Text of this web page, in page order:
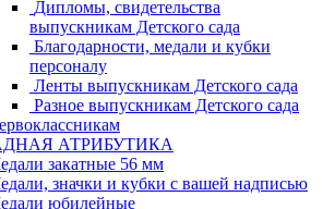
Дипломы, свидетельства
выпускникам Детского сада
Благодарности, медали и кубки
персоналу
Ленты выпускникам Детского сада
Разное выпускникам Детского сада
АТРИБУТИКА
закатные 56 мм
значки и кубки с вашей надписью
юбилейные